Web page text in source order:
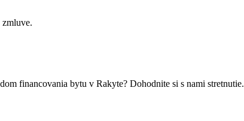
financovania bytu v Rakyte? Dohodnite si s nami stretnutie.